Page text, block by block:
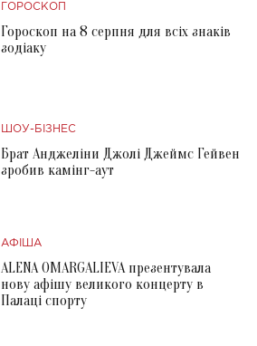
ГОРОСКОП
Гороскоп на 8 серпня для всіх знаків
зодіаку
ШОУ-БІЗНЕС
Брат Анджеліни Джолі Джеймс Гейвен
зробив камінг-аут
АФІША
ALENA OMARGALIEVA презентувала
нову афішу великого концерту в
Палаці спорту